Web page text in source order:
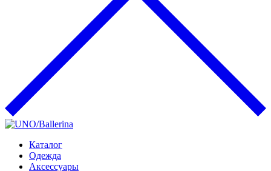
Каталог
Одежда
Аксессуары